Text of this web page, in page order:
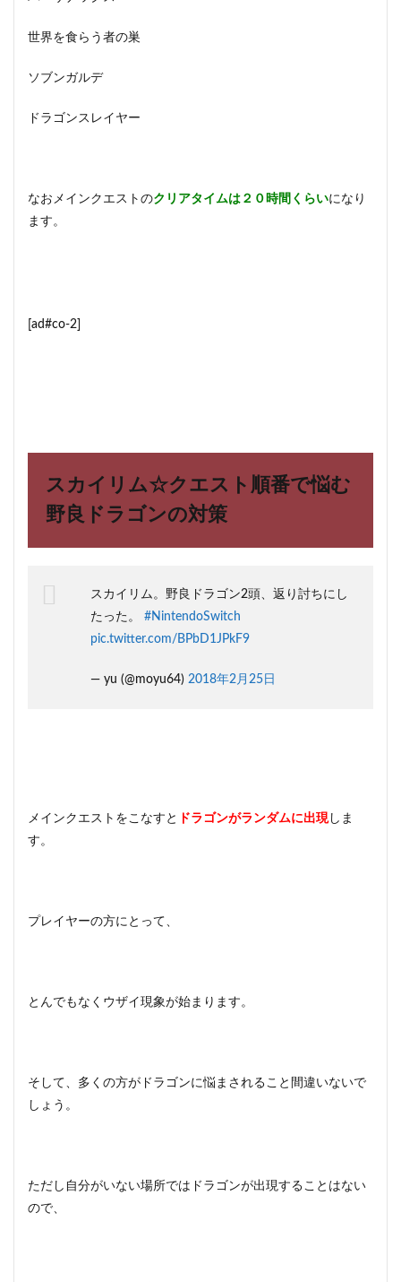
世界を食らう者の巣
ソブンガルデ
ドラゴンスレイヤー
なおメインクエストのクリアタイムは２０時間くらいになり
ます。
[ad#co-2]
スカイリム☆クエスト順番で悩む
野良ドラゴンの対策
スカイリム。野良ドラゴン2頭、返り討ちにし
たった。 #NintendoSwitch
pic.twitter.com/BPbD1JPkF9
— yu (@moyu64) 2018年2月25日
メインクエストをこなすと ドラゴンがランダムに出現しま
す。
プレイヤーの方にとって、
とんでもなくウザイ現象が始まります。
そして、多くの方がドラゴンに悩まされること間違いないで
しょう。
ただし自分がいない場所ではドラゴンが出現することはない
ので、